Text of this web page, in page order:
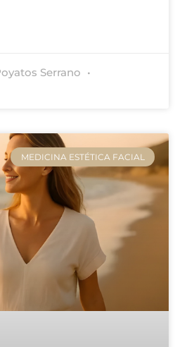
Serrano
MEDICINA ESTÉTICA FACIAL